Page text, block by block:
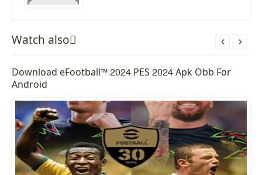
Watch alsoً
Download eFootball™ 2024 PES 2024 Apk Obb For
Android
 